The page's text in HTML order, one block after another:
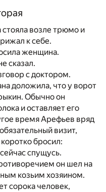
стояла возле трюмо и
к себе.
женщина.
сказал.
с доктором.
доложила, что у ворот
Обычно он
и оставляет его
время Арефьев вряд
визит,
бросил:
спущусь.
он шел на
козьим хозяином.
сорока человек,